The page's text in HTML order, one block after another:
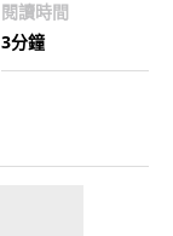
閱讀時間
3分鐘